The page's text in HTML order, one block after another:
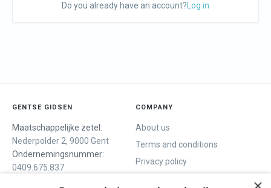
Do you already have an account? Log in
GENTSE GIDSEN
Maatschappelijke zetel:
Nederpolder 2, 9000 Gent
Ondernemingsnummer:
0409.675.837
COMPANY
About us
Terms and conditions
Privacy policy